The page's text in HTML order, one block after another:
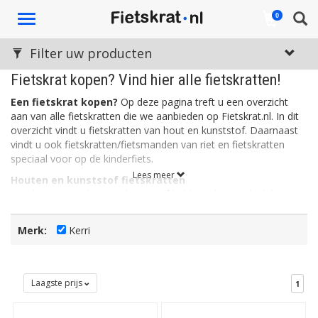
Toggle
0
Fietskrat kopen? Vind hier alle fietskratten!
Een fietskrat kopen? Op deze pagina treft u een overzicht
aan van alle fietskratten die we aanbieden op Fietskrat.nl. In dit
overzicht vindt u fietskratten van hout en kunststof. Daarnaast
vindt u ook fietskratten/fietsmanden van riet en fietskratten
speciaal voor op de kinderfiets.
Houten en kunststof fietskratten
wendbaarheid en het sturen ten goede komt. Kunststof
fietskratten zijn vaak verkrijgbaar in allerlei leuke kleuren. Houten
weersinvloeden.
Lees meer
Filter uw producten
Merk: Kerri
Laagste prijs 1